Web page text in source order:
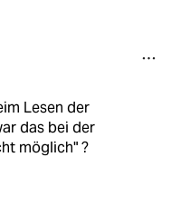
Lesen der
das bei der
möglich" ?